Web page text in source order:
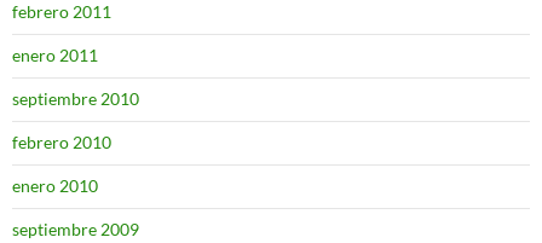
febrero 2011
enero 2011
septiembre 2010
febrero 2010
enero 2010
septiembre 2009